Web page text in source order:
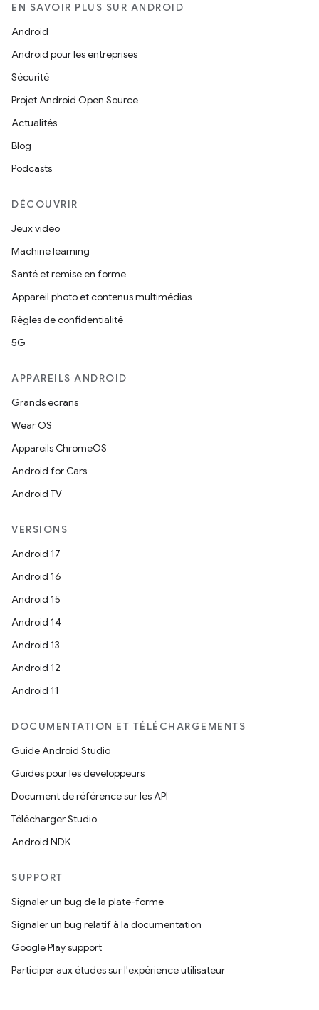
EN SAVOIR PLUS SUR ANDROID
Android
Android pour les entreprises
Sécurité
Projet Android Open Source
Actualités
Blog
Podcasts
DÉCOUVRIR
Jeux vidéo
Machine learning
Santé et remise en forme
Appareil photo et contenus multimédias
Règles de confidentialité
5G
APPAREILS ANDROID
Grands écrans
Wear OS
Appareils ChromeOS
Android for Cars
Android TV
VERSIONS
Android 17
Android 16
Android 15
Android 14
Android 13
Android 12
Android 11
DOCUMENTATION ET TÉLÉCHARGEMENTS
Guide Android Studio
Guides pour les développeurs
Document de référence sur les API
Télécharger Studio
Android NDK
SUPPORT
Signaler un bug de la plate-forme
Signaler un bug relatif à la documentation
Google Play support
Participer aux études sur l'expérience utilisateur